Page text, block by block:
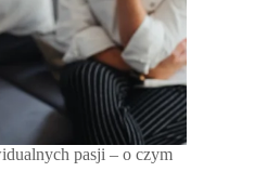
pasji – o czym